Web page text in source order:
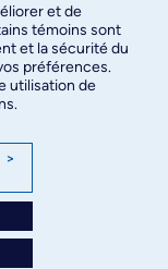
et de
témoins sont
et la sécurité du
préférences.
utilisation de
>